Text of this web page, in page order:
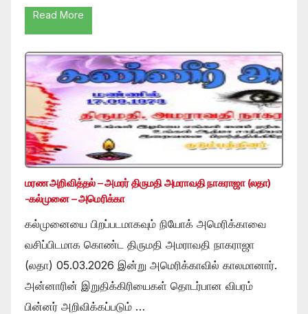
Read More
மரண அறிவித்தல் – அமரர் திருமதி அமராவதி நாகராஜா (லதா)
-கல்முனை – அமெரிக்கா
கல்முனையை பிறப்படமாகவும் நியோக் அமெரிக்காவை
வசிப்பிடமாக கொண்ட திருமதி அமராவதி நாகராஜா
(லதா) 05.03.2026 இன்று அமெரிக்காவில் காலமானார்.
அன்னாரின் இறுதிக்கிரியைகள் தொடர்பான விபரம்
பின்னர் அறிவிக்கப்படும் …